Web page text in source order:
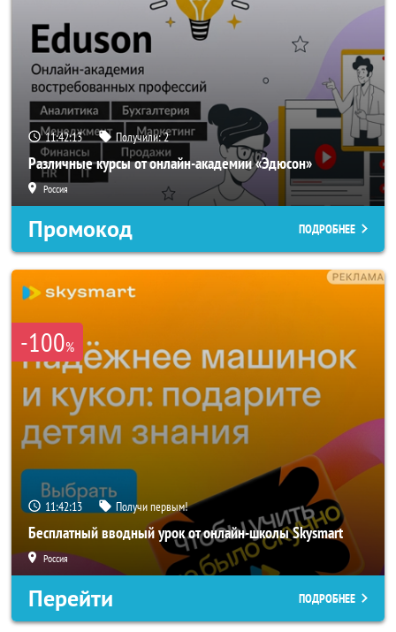
11:42:11 Получили:2
Различные курсы от онлайн-академии «Эдюсон»
Россия
Промокод ПОДРОБНЕЕ
-100%
11:42:11 Получи первым!
Бесплатный вводный урок от онлайн-школы Skysmart
Россия
Перейти ПОДРОБНЕЕ